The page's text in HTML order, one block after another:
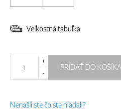
Veľkostná tabuľka
+
-
PRIDAŤ DO KOŠÍKA
Nenašli ste čo ste hľadali?